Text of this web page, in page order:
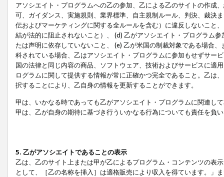
アソシエイト・プログラムへの乙の参加、乙による乙のサイトの作成
可、ガイダンス、実施規則、業界標準、自主規制ルール、判決、裁決
伝およびマーケティングに関する全ルールを含む）に違反しないこと
結が法的に阻止されないこと）、 (d) 乙がアソシエイト・プログラム
たは声明に依存していないこと、 (e) 乙が米国の制裁対象である場合
科されている場合、乙はアソシエイト・プログラムに参加もせずサー
国の法律と同じ内容の商品、ソフトウェア、技術およびサービスに適
ログラムに関して提供する情報が常に正確かつ完全であること。乙は
択することにより、乙自身の情報を更新することができます。
甲は、いかなる時であっても乙がアソシエイト・プログラムに関連し
甲は、乙が自身の期待に基づき行ういかなる行為についても責任を負
5. 乙がアソシエイトであることの表示
乙は、乙のサイト上または甲が乙によるプログラム・コンテンツの表
として、［乙の名称を挿入］は適格販売により収入を得ています。」